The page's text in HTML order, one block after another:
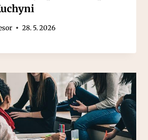
28. 5. 2026